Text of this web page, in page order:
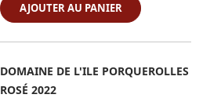
AJOUTER AU PANIER
DOMAINE DE L'ILE PORQUEROLLES
ROSÉ 2022